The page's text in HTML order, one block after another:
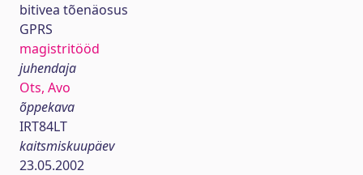
bitivea tõenäosus
GPRS
magistritööd
juhendaja
Ots, Avo
õppekava
IRT84LT
kaitsmiskuupäev
23.05.2002